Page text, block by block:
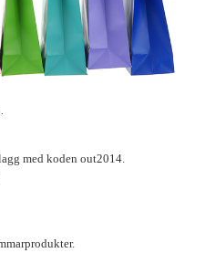
med koden out2014.